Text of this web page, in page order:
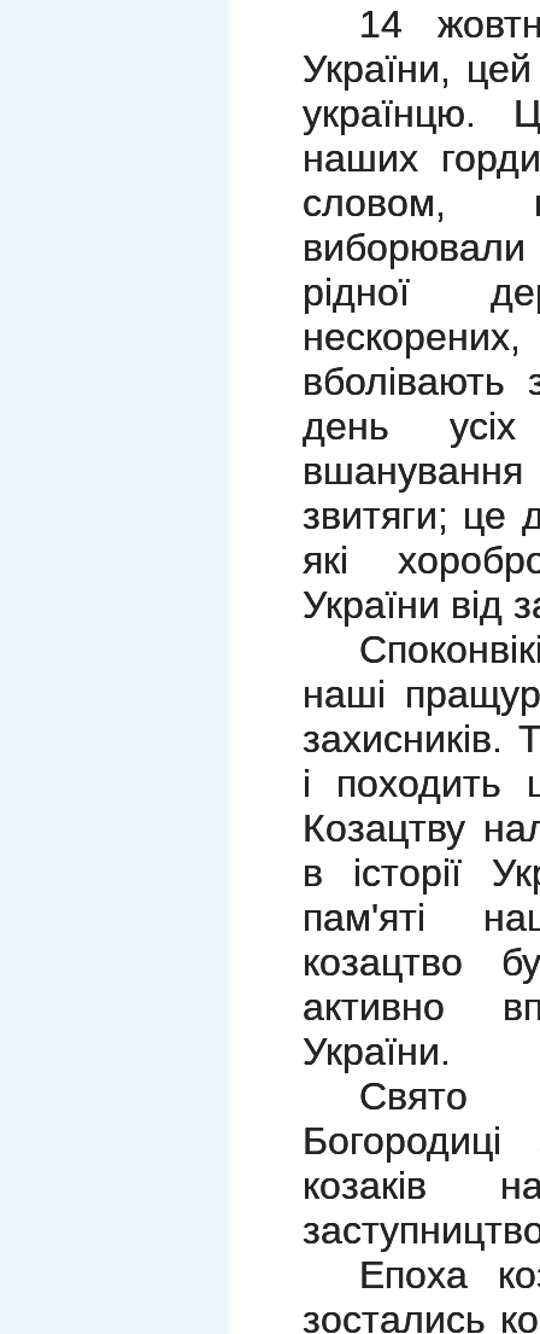
14
України,
українцю.
наших
словом,
виборювали
рідної
нескорених,
день усіх
вшанування
звитяги; це
які
України від
наші
захисників.
і
Козацтву
в історії
пам'яті
козацтво
активно
України.
Свято
козаків
Епоха
зостались